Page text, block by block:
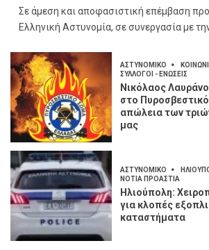
Σε άμεση και αποφασιστική επέμβαση
Ελληνική Αστυνομία, σε συνεργασία με
ΑΣΤΥΝΟΜΙΚΟ
ΣΥΛΛΟΓΟΙ - ΕΝΩΣΕΙΣ
Νικόλαος
στο
απώλεια των
μας
ΑΣΤΥΝΟΜΙΚΟ
ΝΟΤΙΑ ΠΡΟΑΣΤΙΑ
Ηλιούπολη:
για κλοπές
καταστήματα